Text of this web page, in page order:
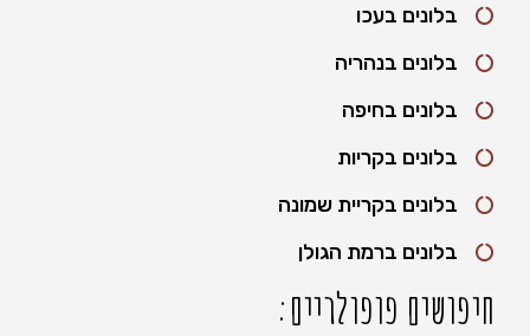
בלונים בעכו
בלונים בנהריה
בלונים בחיפה
בלונים בקריות
בלונים בקריית שמונה
בלונים ברמת הגולן
חיפושים פופולריים: